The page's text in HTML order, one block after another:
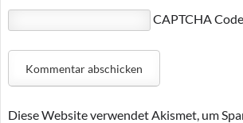
CAPTCHA Code
Diese Website verwendet Akismet, um